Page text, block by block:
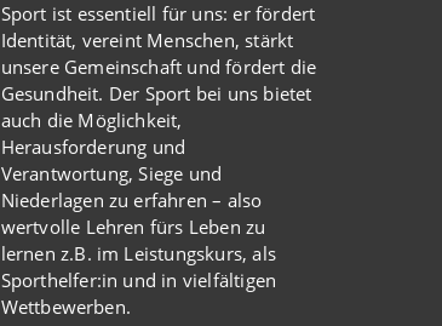
Sport ist essentiell für uns: er fördert
Identität, vereint Menschen, stärkt
unsere Gemeinschaft und fördert die
Gesundheit. Der Sport bei uns bietet
auch die Möglichkeit,
Herausforderung und
Verantwortung, Siege und
Niederlagen zu erfahren – also
wertvolle Lehren fürs Leben zu
lernen z.B. im Leistungskurs, als
Sporthelfer:in und in vielfältigen
Wettbewerben.